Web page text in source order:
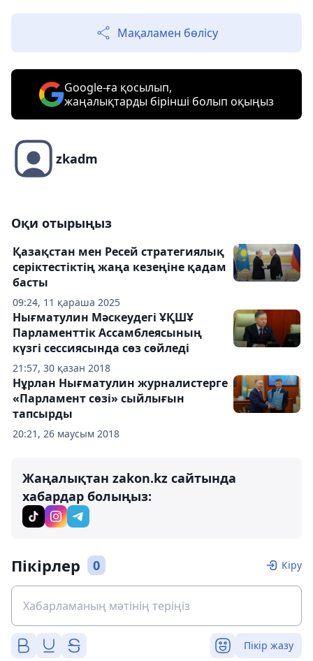
Мақаламен бөлісу
Google-ға қосылып,
жаңалықтарды бірінші болып оқыңыз
zkadm
Оқи отырыңыз
09:24, 11 қараша 2025
Қазақстан мен Ресей стратегиялық
серіктестіктің жаңа кезеңіне қадам
басты
21:57, 30 қазан 2018
Нығматулин Мәскеудегі ҰҚШҰ
Парламенттік Ассамблеясының
күзгі сессиясында сөз сөйледі
20:21, 26 маусым 2018
Нұрлан Нығматулин журналистерге
«Парламент сөзі» сыйлығын
тапсырды
Жаңалықтан zakon.kz сайтында
хабардар болыңыз:
Пікірлер 0 Кіру
Пікір жазу